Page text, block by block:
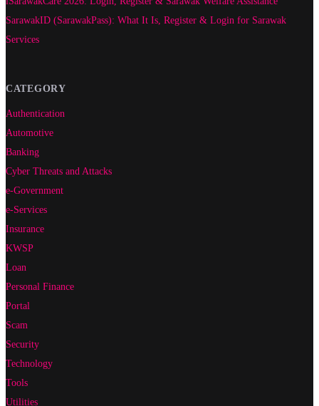
SarawakID (SarawakPass): What It Is, Register & Login for Sarawak
Services
CATEGORY
Authentication
Automotive
Banking
Cyber Threats and Attacks
e-Government
e-Services
Insurance
KWSP
Loan
Personal Finance
Portal
Scam
Security
Technology
Tools
Utilities